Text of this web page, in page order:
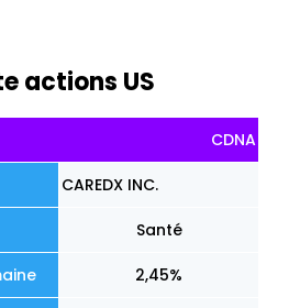
actions US
CDNA
CAREDX INC.
Santé
2,45%